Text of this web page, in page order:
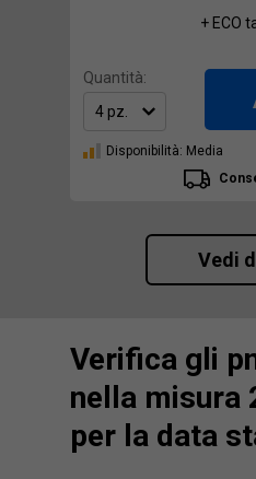
+ ECO
Quantità:
Disponibilità: Media
Vedi
Verifica gli
nella misura
per la data